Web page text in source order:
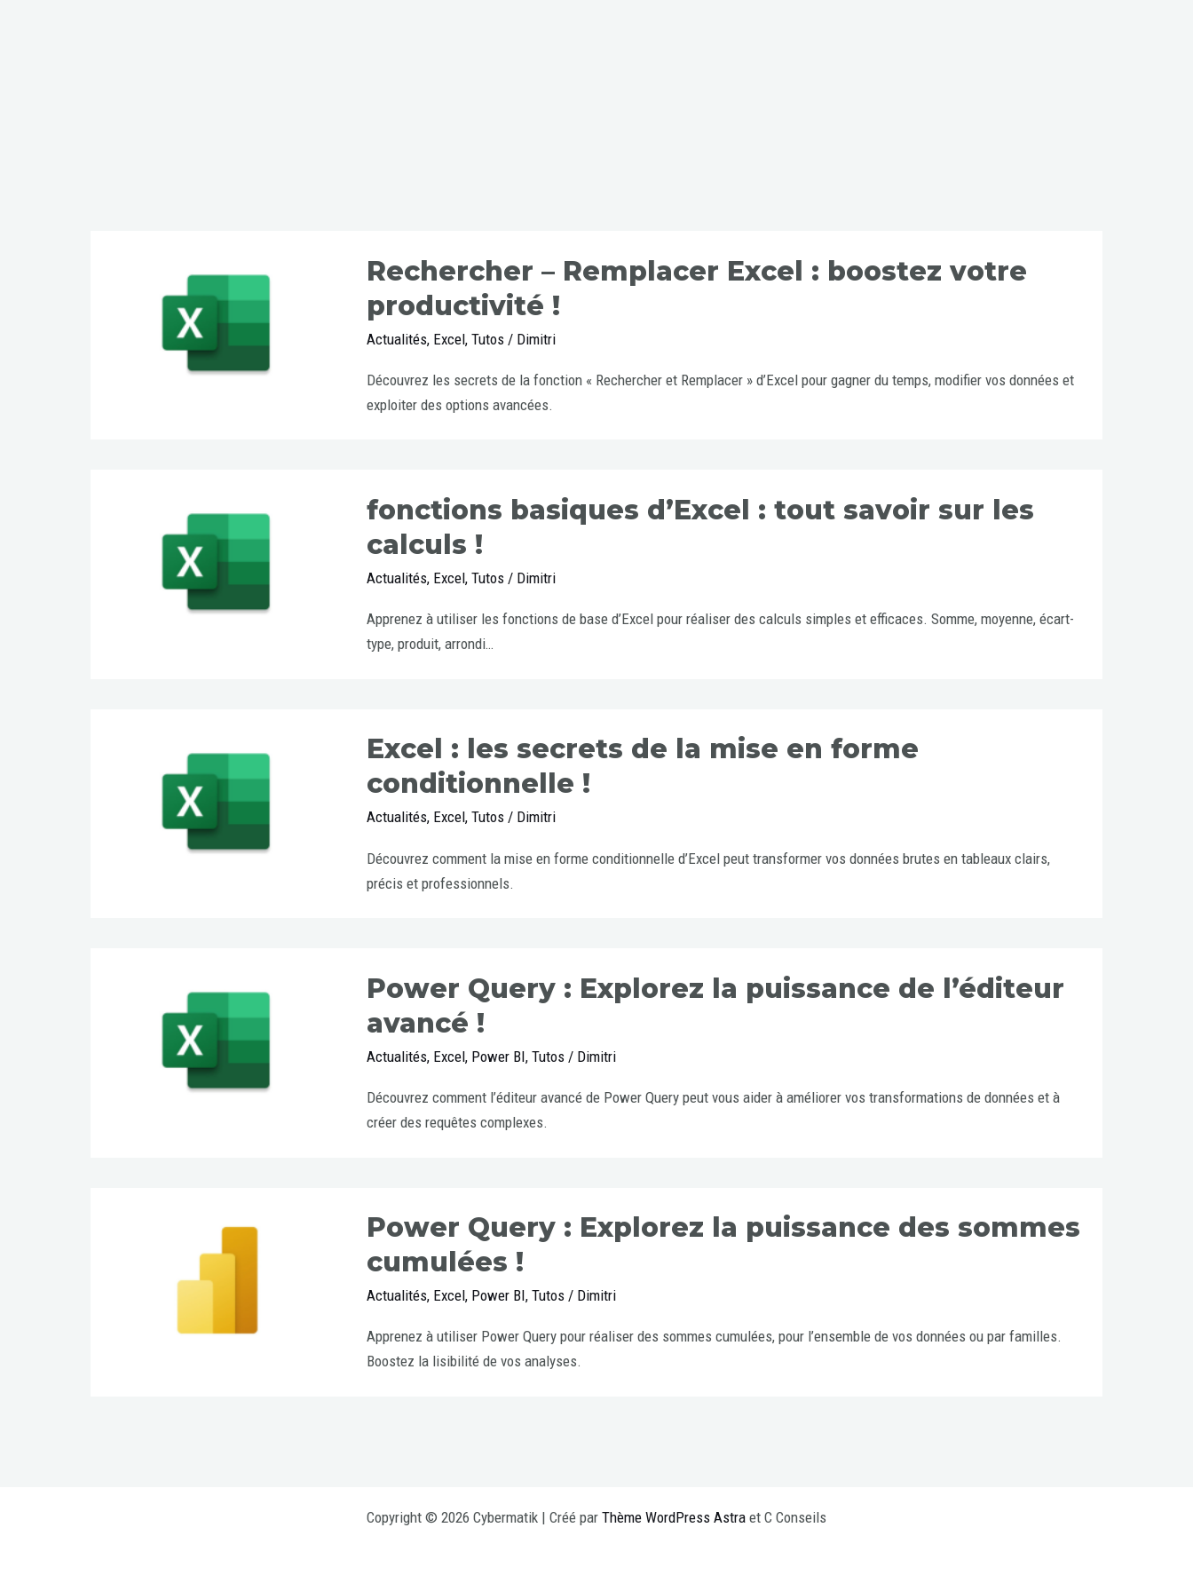
Rechercher – Remplacer Excel : boostez votre
productivité !
Actualités, Excel, Tutos/ Dimitri
Découvrez les secrets de la fonction « Rechercher et Remplacer » d’Excel pour gagner du temps, modifier vos données et
exploiter des options avancées.
fonctions basiques d’Excel : tout savoir sur les
calculs !
Actualités, Excel, Tutos/ Dimitri
Apprenez à utiliser les fonctions de base d’Excel pour réaliser des calculs simples et efficaces. Somme, moyenne, écart-
type, produit, arrondi…
Excel : les secrets de la mise en forme
conditionnelle !
Actualités, Excel, Tutos/ Dimitri
Découvrez comment la mise en forme conditionnelle d’Excel peut transformer vos données brutes en tableaux clairs,
précis et professionnels.
Power Query : Explorez la puissance de l’éditeur
avancé !
Actualités, Excel, Power BI, Tutos/ Dimitri
Découvrez comment l’éditeur avancé de Power Query peut vous aider à améliorer vos transformations de données et à
créer des requêtes complexes.
Power Query : Explorez la puissance des sommes
cumulées !
Actualités, Excel, Power BI, Tutos/ Dimitri
Apprenez à utiliser Power Query pour réaliser des sommes cumulées, pour l’ensemble de vos données ou par familles.
Boostez la lisibilité de vos analyses.
Copyright © 2026 Cybermatik | Créé par Thème WordPress Astra et C Conseils